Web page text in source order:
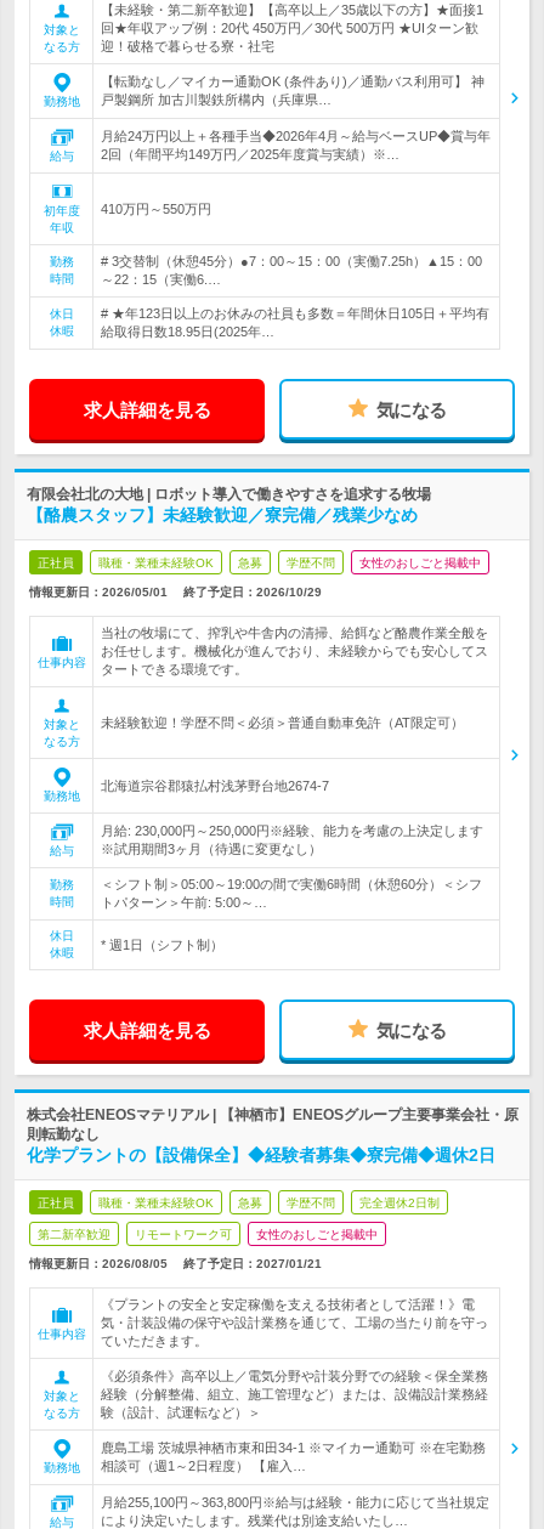
対象と
なる方
【未経験・第二新卒歓迎】【高卒以上／35歳以下の方】★面接1
回★年収アップ例：20代 450万円／30代 500万円 ★UIターン歓
迎！破格で暮らせる寮・社宅
勤務地
【転勤なし／マイカー通勤OK (条件あり)／通勤バス利用可】 神
戸製鋼所 加古川製鉄所構内（兵庫県…
給与
月給24万円以上＋各種手当◆2026年4月～給与ベースUP◆賞与年
2回（年間平均149万円／2025年度賞与実績）※…
初年度
年収
410万円～550万円
勤務
時間
# 3交替制（休憩45分）●7：00～15：00（実働7.25h）▲15：00
～22：15（実働6.…
休日
休暇
# ★年123日以上のお休みの社員も多数＝年間休日105日＋平均有
給取得日数18.95日(2025年…
求人詳細を見る 気になる
有限会社北の大地 | ロボット導入で働きやすさを追求する牧場
【酪農スタッフ】未経験歓迎／寮完備／残業少なめ
正社員 職種・業種未経験OK 急募 学歴不問 女性のおしごと掲載中
情報更新日：2026/05/01 終了予定日： 2026/10/29
仕事内容
当社の牧場にて、搾乳や牛舎内の清掃、給餌など酪農作業全般を
お任せします。機械化が進んでおり、未経験からでも安心してス
タートできる環境です。
対象と
なる方
未経験歓迎！学歴不問＜必須＞普通自動車免許（AT限定可）
勤務地
北海道宗谷郡猿払村浅茅野台地2674-7
給与
月給: 230,000円～250,000円※経験、能力を考慮の上決定します
※試用期間3ヶ月（待遇に変更なし）
勤務
時間
＜シフト制＞05:00～19:00の間で実働6時間（休憩60分）＜シフ
トパターン＞午前: 5:00～…
休日
休暇
* 週1日（シフト制）
求人詳細を見る 気になる
株式会社ENEOSマテリアル | 【神栖市】ENEOSグループ主要事業会社・原
則転勤なし
化学プラントの【設備保全】◆経験者募集◆寮完備◆週休2日
正社員 職種・業種未経験OK 急募 学歴不問 完全週休2日制
第二新卒歓迎 リモートワーク可 女性のおしごと掲載中
情報更新日：2026/08/05 終了予定日： 2027/01/21
仕事内容
《プラントの安全と安定稼働を支える技術者として活躍！》電
気・計装設備の保守や設計業務を通じて、工場の当たり前を守っ
ていただきます。
対象と
なる方
《必須条件》高卒以上／電気分野や計装分野での経験＜保全業務
経験（分解整備、組立、施工管理など）または、設備設計業務経
験（設計、試運転など）＞
勤務地
鹿島工場 茨城県神栖市東和田34-1 ※マイカー通勤可 ※在宅勤務
相談可（週1～2日程度） 【雇入…
給与
月給255,100円～363,800円※給与は経験・能力に応じて当社規定
により決定いたします。残業代は別途支給いたし…